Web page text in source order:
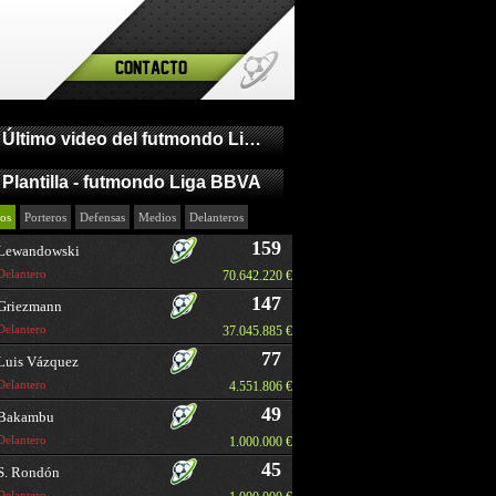
Contacto
Último video del futmondo Liga BBVA
Plantilla - futmondo Liga BBVA
Porteros Defensas Medios Delanteros
159
70.642.220 €
147
37.045.885 €
Vázquez 77
4.551.806 €
49
1.000.000 €
Rondón 45